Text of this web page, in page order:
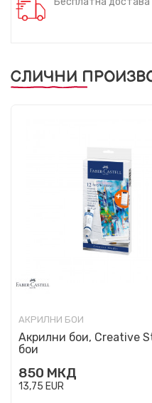
СЛИЧНИ
АКРИЛНИ БОИ
Акрилни бои, Creative
бои
850 МКД
13,75 EUR